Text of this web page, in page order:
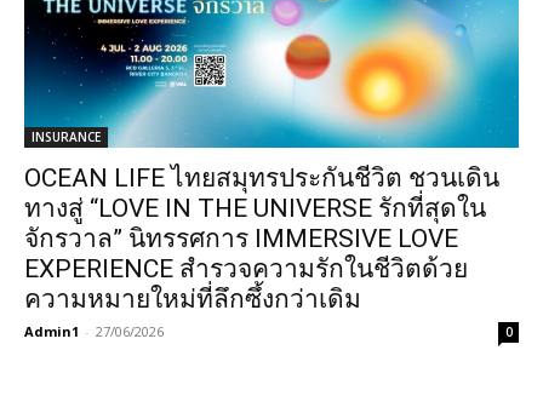
INSURANCE
OCEAN LIFE ไทยสมุทรประกันชีวิต ชวนเดิน
ทางสู่ “LOVE IN THE UNIVERSE รักที่สุดใน
จักรวาล” นิทรรศการ IMMERSIVE LOVE
EXPERIENCE สำรวจความรักในชีวิตด้วย
ความหมายใหม่ที่ลึกซึ้งกว่าเดิม
Admin1 - 27/06/2026 0